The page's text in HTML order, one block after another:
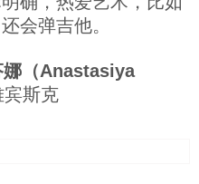
会弹吉他。
娜（Anastasiya
宾斯克